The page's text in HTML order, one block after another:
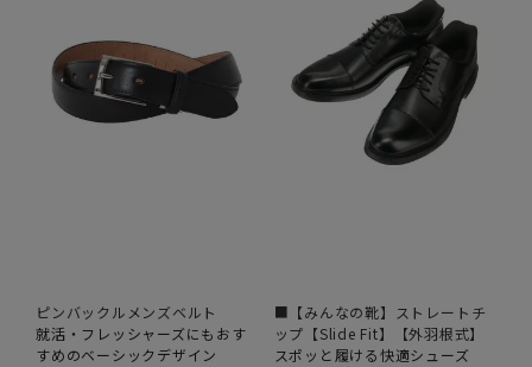
ピンバックルメンズベルト
就活・フレッシャーズにもおす
すめのベーシックデザイン
■【みんなの靴】ストレートチ
ップ【Slide Fit】【外羽根式】
スポッと履ける快適シューズ